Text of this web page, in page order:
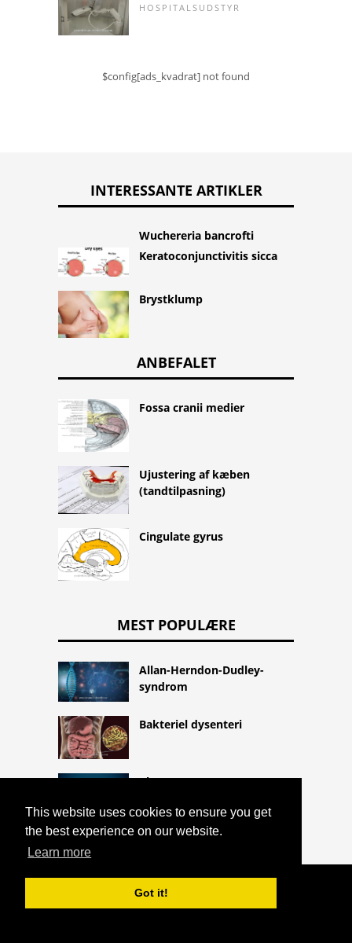
This website uses cookies to ensure you get
the best experience on our website.
Learn more
Got it!
HOSPITALSUDSTYR
$config[ads_kvadrat] not found
INTERESSANTE ARTIKLER
Wuchereria bancrofti
Keratoconjunctivitis sicca
Brystklump
ANBEFALET
Fossa cranii medier
Ujustering af kæben
(tandtilpasning)
Cingulate gyrus
MEST POPULÆRE
Allan-Herndon-Dudley-
syndrom
Bakteriel dysenteri
Clonazepam
COPYRIGHT 2026 HTTPS://CQLIFE.NET